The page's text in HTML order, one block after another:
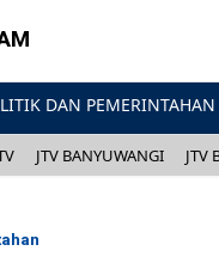
DAN PEMERINTAHAN
JTV BANYUWANGI JTV